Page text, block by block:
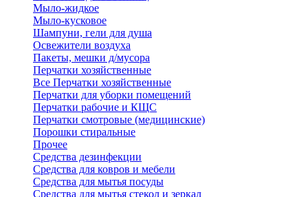
Мыло-жидкое
Мыло-кусковое
Шампуни, гели для душа
Освежители воздуха
Пакеты, мешки д/мусора
Перчатки хозяйственные
Все Перчатки хозяйственные
Перчатки для уборки помещений
Перчатки рабочие и КЩС
Перчатки смотровые (медицинские)
Порошки стиральные
Прочее
Средства дезинфекции
Средства для ковров и мебели
Средства для мытья посуды
Средства для мытья стекол и зеркал